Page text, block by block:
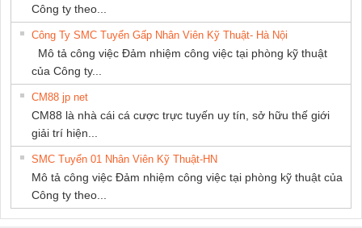
Công ty theo...
Công Ty SMC Tuyển Gấp Nhân Viên Kỹ Thuật- Hà Nội
Mô tả công việc Đảm nhiệm công việc tại phòng kỹ thuật
của Công ty...
CM88 jp net
CM88 là nhà cái cá cược trực tuyến uy tín, sở hữu thế giới
giải trí hiện...
SMC Tuyển 01 Nhân Viên Kỹ Thuật-HN
Mô tả công việc Đảm nhiệm công việc tại phòng kỹ thuật của
Công ty theo...